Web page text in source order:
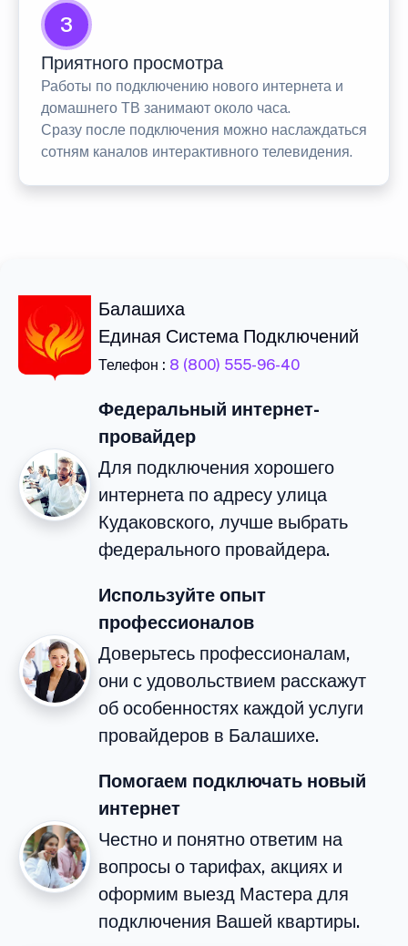
3
Приятного просмотра
Работы по подключению нового интернета и
домашнего ТВ занимают около часа.
Сразу после подключения можно наслаждаться
сотням каналов интерактивного телевидения.
Балашиха
Единая Система Подключений
Телефон : 8 (800) 555-96-40
Федеральный интернет-
провайдер
Для подключения хорошего
интернета по адресу улица
Кудаковского, лучше выбрать
федерального провайдера.
Используйте опыт
профессионалов
Доверьтесь профессионалам,
они с удовольствием расскажут
об особенностях каждой услуги
провайдеров в Балашихе.
Помогаем подключать новый
интернет
Честно и понятно ответим на
вопросы о тарифах, акциях и
оформим выезд Мастера для
подключения Вашей квартиры.